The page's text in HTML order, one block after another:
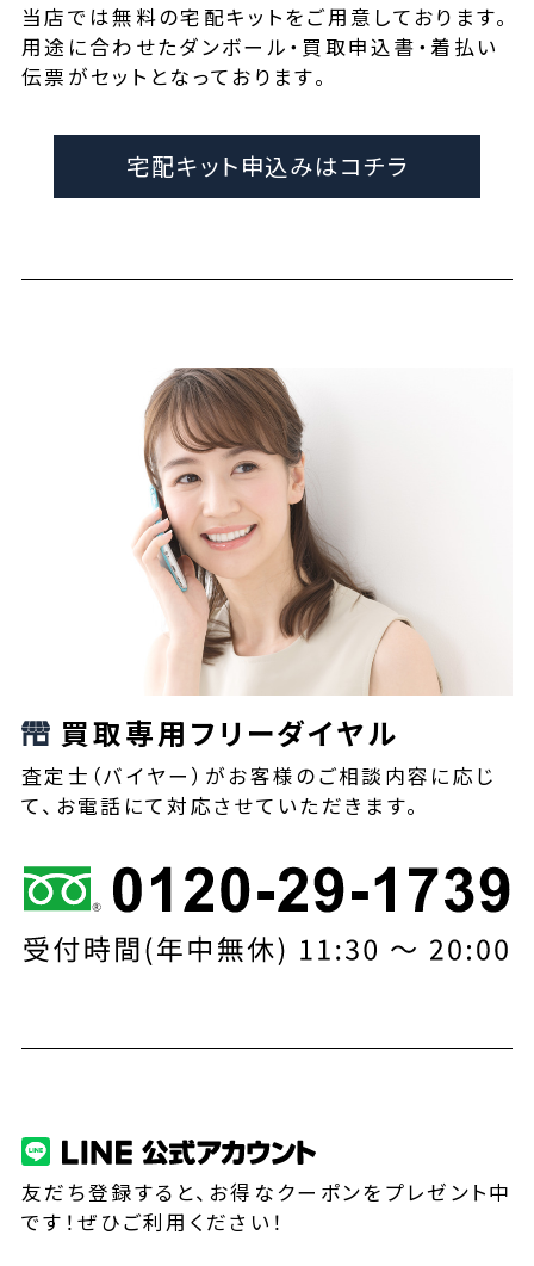
当店では無料の宅配キットをご用意しております。
用途に合わせたダンボール・買取申込書・着払い
伝票がセットとなっております。
宅配キット申込みはコチラ
買取専用フリーダイヤル
査定士（バイヤー）がお客様のご相談内容に応じ
て、お電話にて対応させていただきます。
友だち登録すると、お得なクーポンをプレゼント中
です！ぜひご利用ください！